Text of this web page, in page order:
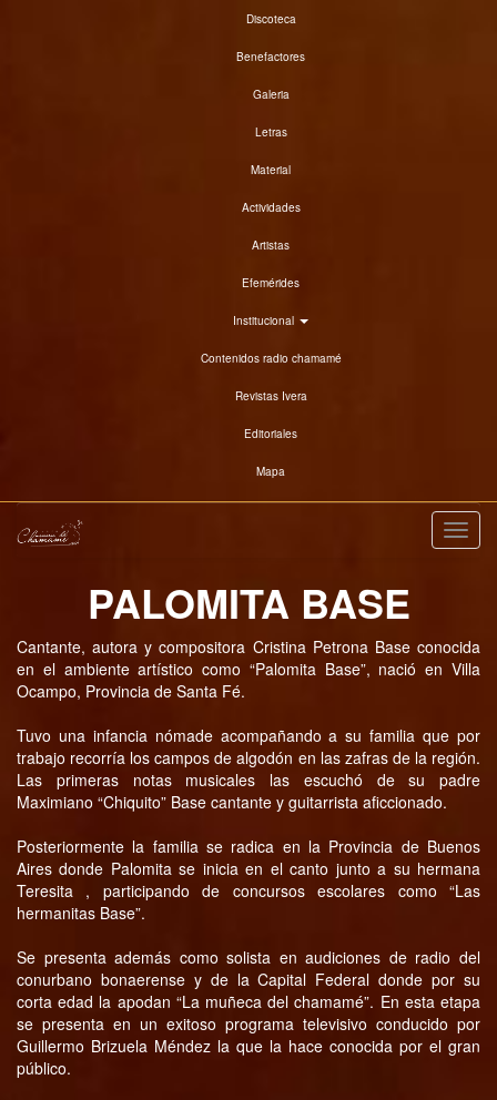
Discoteca
Benefactores
Galeria
Letras
Material
Actividades
Artistas
Efemérides
Institucional
Contenidos radio chamamé
Revistas Ivera
Editoriales
Mapa
PALOMITA BASE
Cantante, autora y compositora Cristina Petrona Base conocida
en el ambiente artístico como “Palomita Base”, nació en Villa
Ocampo, Provincia de Santa Fé.
Tuvo una infancia nómade acompañando a su familia que por
trabajo recorría los campos de algodón en las zafras de la región.
Las primeras notas musicales las escuchó de su padre
Maximiano “Chiquito” Base cantante y guitarrista aficcionado.
Posteriormente la familia se radica en la Provincia de Buenos
Aires donde Palomita se inicia en el canto junto a su hermana
Teresita , participando de concursos escolares como “Las
hermanitas Base”.
Se presenta además como solista en audiciones de radio del
conurbano bonaerense y de la Capital Federal donde por su
corta edad la apodan “La muñeca del chamamé”. En esta etapa
se presenta en un exitoso programa televisivo conducido por
Guillermo Brizuela Méndez la que la hace conocida por el gran
público.